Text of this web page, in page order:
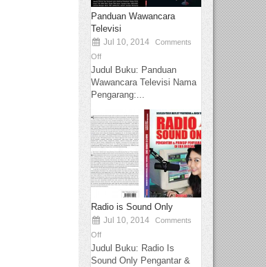
Panduan Wawancara
Televisi
Jul 10, 2014
Comments
Off
Judul Buku: Panduan
Wawancara Televisi Nama
Pengarang:...
Radio is Sound Only
Jul 10, 2014
Comments
Off
Judul Buku: Radio Is
Sound Only Pengantar &